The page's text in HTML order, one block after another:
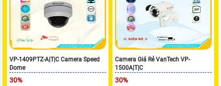
VP-1409PTZ-A|T|C Camera Speed
Dome
30%
Camera Giá Rẻ VanTech VP-
1500A|T|C
30%